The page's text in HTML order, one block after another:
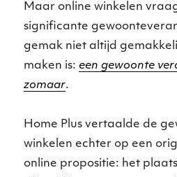
Maar online winkelen
significante
gemak niet altijd
maken is:een gewoonte
zomaar.
Home Plus vertaalde de
winkelen echter op een
online propositie: het